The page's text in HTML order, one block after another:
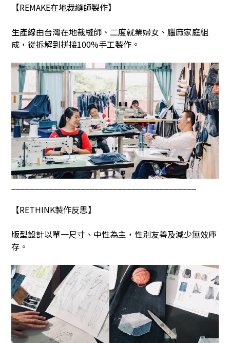
【REMAKE在地裁縫師製作】
生產線由台灣在地裁縫師、二度就業婦女、腦麻家庭組
成，從拆解到拼接100%手工製作。
【RETHINK製作反思】
版型設計以單一尺寸、中性為主，性別友善及減少無效庫
存。